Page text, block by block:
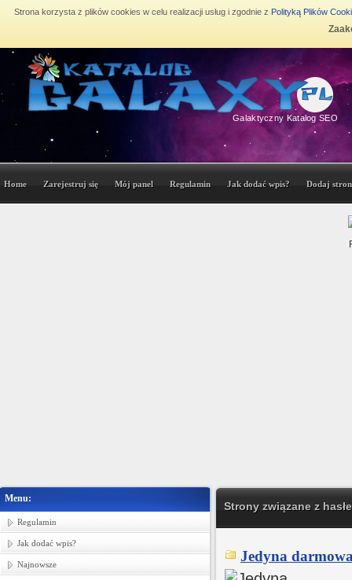
Strona korzysta z plików cookies w celu realizacji usług i zgodnie z Polityką Plików
Galaktyczny Katalog SEO
Home Zarejestruj się Mój panel Regulamin Jak dodać wpis? Dodaj
Menu:
Regulamin
Jak dodać wpis?
Najnowsze
Strony związane z
Jedyna